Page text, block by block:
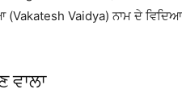
Vaidya) ਨਾਮ ਦੇ
ਵਾਲਾ